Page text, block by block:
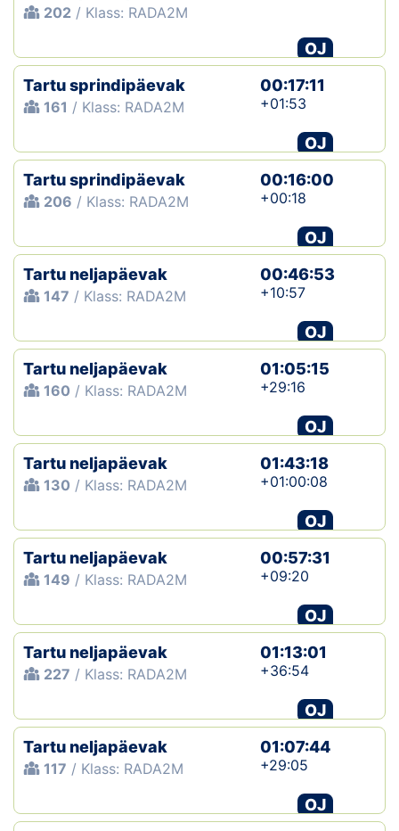
202 / Klass: RADA2M
OJ
Tartu sprindipäevak
161 / Klass: RADA2M
00:17:11
+01:53
OJ
Tartu sprindipäevak
206 / Klass: RADA2M
00:16:00
+00:18
OJ
Tartu neljapäevak
147 / Klass: RADA2M
00:46:53
+10:57
OJ
Tartu neljapäevak
160 / Klass: RADA2M
01:05:15
+29:16
OJ
Tartu neljapäevak
130 / Klass: RADA2M
01:43:18
+01:00:08
OJ
Tartu neljapäevak
149 / Klass: RADA2M
00:57:31
+09:20
OJ
Tartu neljapäevak
227 / Klass: RADA2M
01:13:01
+36:54
OJ
Tartu neljapäevak
117 / Klass: RADA2M
01:07:44
+29:05
OJ